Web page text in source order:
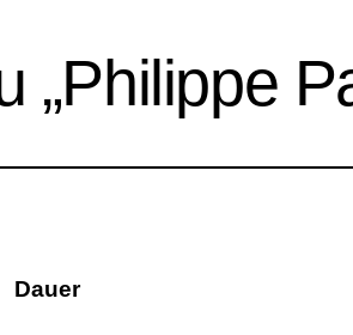
Dauer